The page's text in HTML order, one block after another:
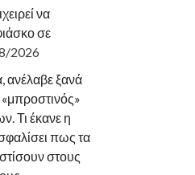
να
σε
2026
ανέλαβε ξανά
Τι έκανε η
πως τα
στους